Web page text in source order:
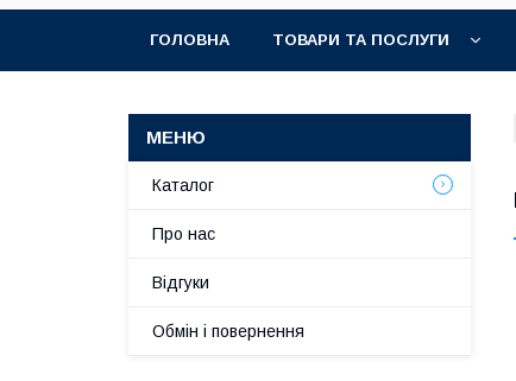
ГОЛОВНА ТОВАРИ ТА ПОСЛУГИ
Каталог
Про нас
Відгуки
Обмін і повернення